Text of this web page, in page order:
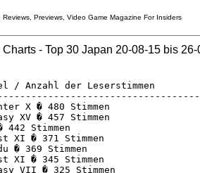
Reviews, Previews, Video Game Magazine For Insiders
- Top 30 Japan 20-08-15 bis
/ Anzahl der Leserstimmen
X � 480 Stimmen
XV � 457 Stimmen
Stimmen
XI � 371 Stimmen
� 369 Stimmen
XI � 345 Stimmen
VII � 325 Stimmen